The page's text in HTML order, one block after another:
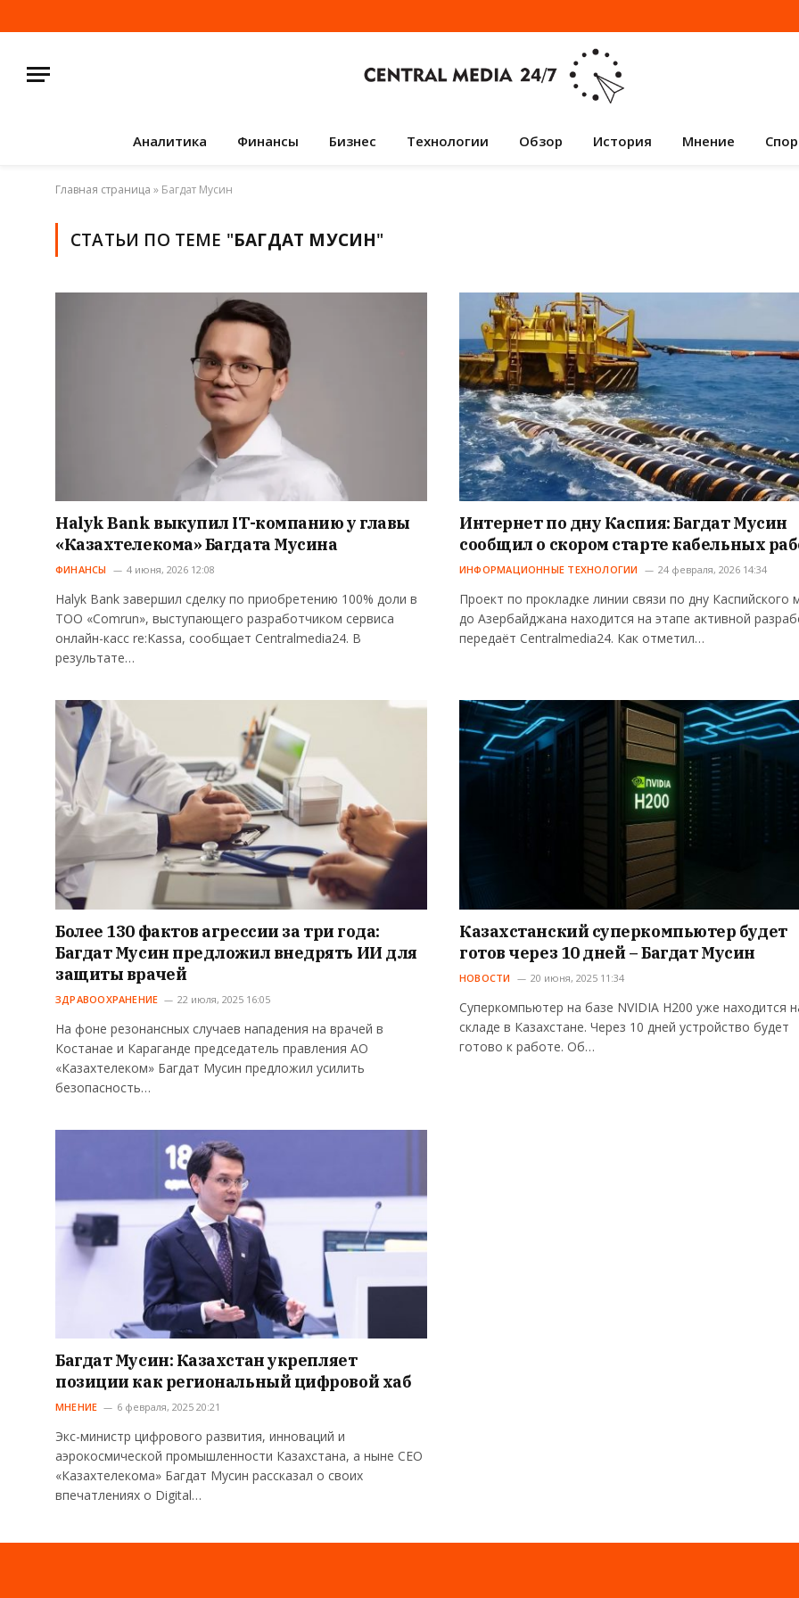
Аналитика Финансы Бизнес Технологии Обзор История Мнение
Главная страница » Багдат Мусин
СТАТЬИ ПО ТЕМЕ "БАГДАТ МУСИН"
Halyk Bank выкупил IT-компанию у главы
«Казахтелекома» Багдата Мусина
ФИНАНСЫ 4 июня, 2026 12:08
Halyk Bank завершил сделку по приобретению 100% доли в
ТОО «Comrun», выступающего разработчиком сервиса
онлайн-касс re:Kassa, сообщает Centralmedia24. В
результате…
Интернет по дну Каспия: Багдат Мусин
сообщил о скором старте кабельных
ИНФОРМАЦИОННЫЕ ТЕХНОЛОГИИ 24 февраля, 2026 14:34
Проект по прокладке линии связи по дну Каспийского
до Азербайджана находится на этапе активной
передаёт Centralmedia24. Как отметил…
Более 130 фактов агрессии за три года:
Багдат Мусин предложил внедрять ИИ для
защиты врачей
ЗДРАВООХРАНЕНИЕ 22 июля, 2025 16:05
На фоне резонансных случаев нападения на врачей в
Костанае и Караганде председатель правления АО
«Казахтелеком» Багдат Мусин предложил усилить
безопасность…
Казахстанский суперкомпьютер будет
готов через 10 дней – Багдат Мусин
НОВОСТИ 20 июня, 2025 11:34
Суперкомпьютер на базе NVIDIA H200 уже находится
складе в Казахстане. Через 10 дней устройство будет
готово к работе. Об…
Багдат Мусин: Казахстан укрепляет
позиции как региональный цифровой хаб
МНЕНИЕ 6 февраля, 2025 20:21
Экс-министр цифрового развития, инноваций и
аэрокосмической промышленности Казахстана, а ныне CEO
«Казахтелекома» Багдат Мусин рассказал о своих
впечатлениях о Digital…